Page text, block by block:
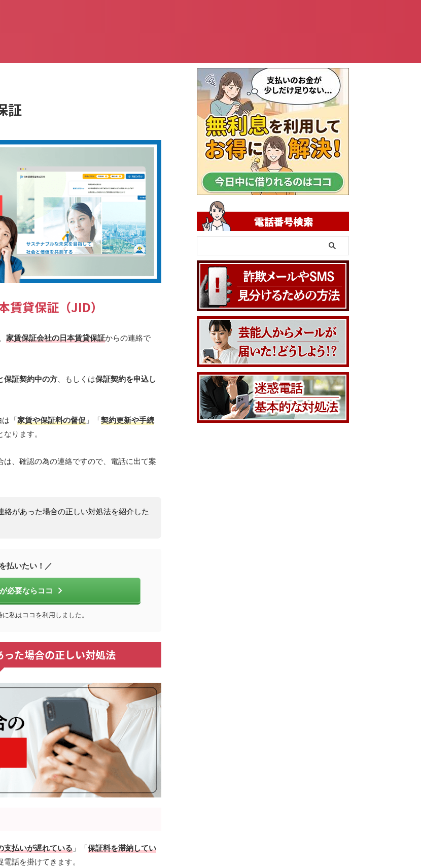
証
貸保証（JID）
家賃保証会社の日本賃貸保証からの連絡で
保証契約中の方、もしくは保証契約を申込し
「家賃や保証料の督促 」「契約更新や手続
なります。
、確認の為の連絡ですので、電話に出て案
絡があった場合の正しい対処法を紹介した
払いたい！／
必要ならココ
私はココを利用しました。
た場合の正しい対処法
支払いが遅れている 」「保証料を滞納してい
話を掛けてきます。